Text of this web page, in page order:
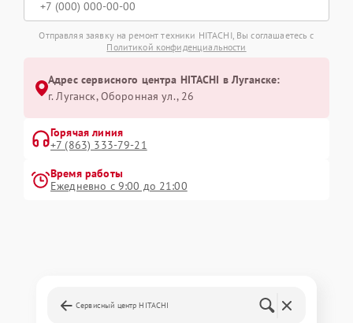
Отправляя заявку на ремонт техники HITACHI, Вы соглашаетесь с
Политикой конфиденциальности
Адрес сервисного центра HITACHI в Луганске:
г. Луганск, Оборонная ул., 26
Горячая линия
+7 (863) 333-79-21
Время работы
Ежедневно с 9:00 до 21:00
Сервисный центр HITACHI